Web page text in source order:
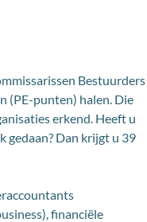
Bestuurders
(PE-punten) halen. Die
erkend. Heeft u
gedaan? Dan krijgt u 39
financiële